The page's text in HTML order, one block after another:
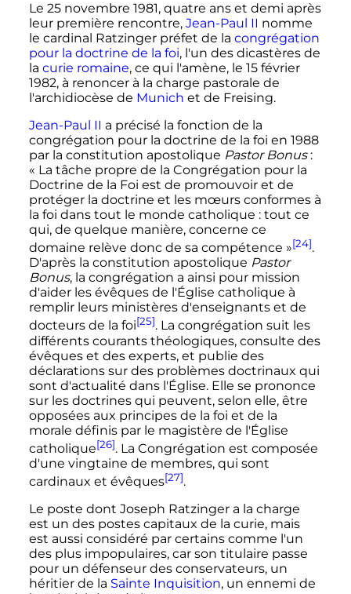
Le 25 novembre 1981, quatre ans et demi après
leur première rencontre, Jean-Paul II nomme
le cardinal Ratzinger préfet de la congrégation
pour la doctrine de la foi, l'un des dicastères de
la curie romaine, ce qui l'amène, le 15 février
1982, à renoncer à la charge pastorale de
l'archidiocèse de Munich et de Freising.
Jean-Paul II a précisé la fonction de la
congrégation pour la doctrine de la foi en 1988
par la constitution apostolique Pastor Bonus :
« La tâche propre de la Congrégation pour la
Doctrine de la Foi est de promouvoir et de
protéger la doctrine et les mœurs conformes à
la foi dans tout le monde catholique : tout ce
qui, de quelque manière, concerne ce
domaine relève donc de sa compétence »[24].
D'après la constitution apostolique Pastor
Bonus, la congrégation a ainsi pour mission
d'aider les évêques de l'Église catholique à
remplir leurs ministères d'enseignants et de
docteurs de la foi[25]. La congrégation suit les
différents courants théologiques, consulte des
évêques et des experts, et publie des
déclarations sur des problèmes doctrinaux qui
sont d'actualité dans l'Église. Elle se prononce
sur les doctrines qui peuvent, selon elle, être
opposées aux principes de la foi et de la
morale définis par le magistère de l'Église
catholique[26]. La Congrégation est composée
d'une vingtaine de membres, qui sont
cardinaux et évêques[27].
Le poste dont Joseph Ratzinger a la charge
est un des postes capitaux de la curie, mais
est aussi considéré par certains comme l'un
des plus impopulaires, car son titulaire passe
pour un défenseur des conservateurs, un
héritier de la Sainte Inquisition, un ennemi de